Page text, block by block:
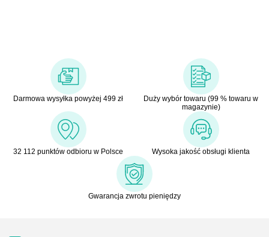
Darmowa wysyłka powyżej 499 zł
Duży wybór towaru (99 % towaru w
magazynie)
32 112 punktów odbioru w Polsce Wysoka jakość obsługi klienta
Gwarancja zwrotu pieniędzy